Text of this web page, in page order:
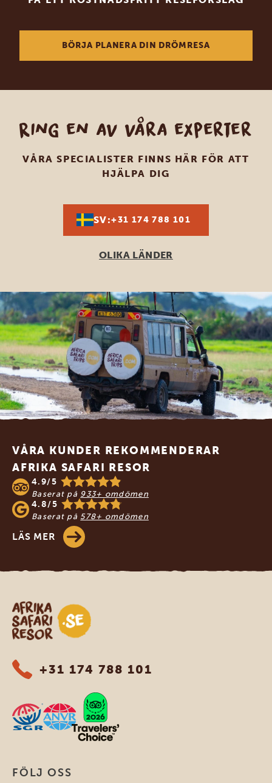
BÖRJA PLANERA DIN DRÖMRESA
Ring en av våra experter
VÅRA SPECIALISTER FINNS HÄR FÖR ATT
HJÄLPA DIG
SV:+31 174 788 101
OLIKA LÄNDER
Footer
VÅRA KUNDER REKOMMENDERAR
AFRIKA SAFARI RESOR
4.9/5
Baserat på 933+ omdömen
4.8/5
Baserat på 578+ omdömen
LÄS MER
Safari-resor i Afrika
+31 174 788 101
FÖLJ OSS